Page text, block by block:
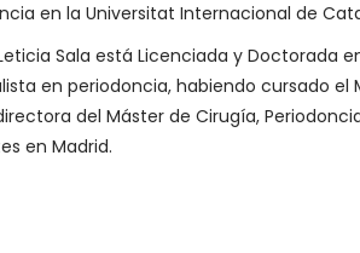
en la Universitat Internacional de
Sala está Licenciada y Doctorada
en periodoncia, habiendo cursado el
del Máster de Cirugía,
en Madrid.